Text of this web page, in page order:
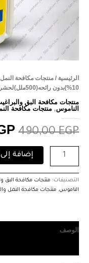
الرئيسية / منتجات مكافحة
10%)بدون رائحه(500ملل)لحشرة الصراصيروالنمل والبق
منتجات مكافحة البق
الناموس, منتجات مكافحة
490,00EGP
إضافة
التصنيفات: منتجات مكافحة البق
الناموس, منتجات مكافحة النمل
الوصف